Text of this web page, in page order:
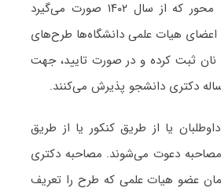
پذیرش دکتری استاد محور که از سال ۱۴۰۲ صورت می‌گیرد
هیات علمی دانشگاه‌ها طرح‌های
نان ثبت کرده و در صورت تایید، جهت
دکتری دانشجو پذیرش می‌کنند.
یا از طریق کنکور یا از طریق
مصاحبه دعوت می‌شوند. مصاحبه دکتری
عضو هیات علمی که طرح را تعریف